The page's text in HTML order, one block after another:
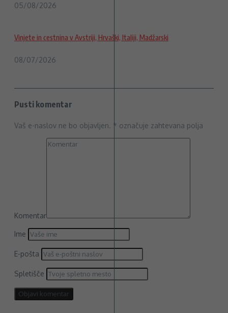
05/08/2026
Vinjete in cestnina v Avstriji, Hrvaški, Italiji, Madžarski
08/07/2026
Pusti komentar
Vaš e-naslov ne bo objavljen. * označuje zahtevana polja
Komentar
Ime
E-pošta
Spletišče